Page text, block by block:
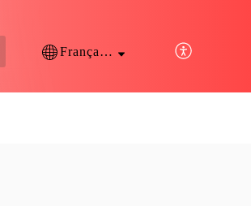
Français (France)